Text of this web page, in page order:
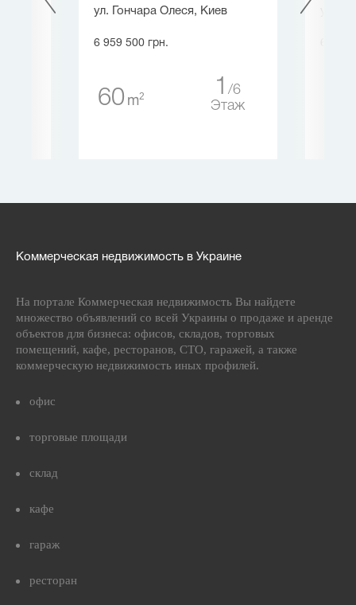
ул. Гончара Олеся, Киев
6 959 500 грн.
60 m2 1
6
Этаж
Коммерческая недвижимость в Украине
На портале Коммерческая недвижимость Вы найдете
множество объявлений со всей Украины о продаже и аренде
объектов для бизнеса: офисов, складов, торговых
помещений, кафе, ресторанов, СТО, гаражей, а также
коммерческую недвижимость иных профилей.
офис
торговые площади
склад
кафе
гараж
ресторан